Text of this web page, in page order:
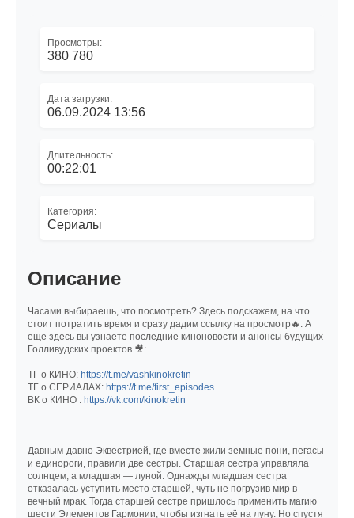
Просмотры:
380 780
Дата загрузки:
06.09.2024 13:56
Длительность:
00:22:01
Категория:
Сериалы
Описание
Часами выбираешь, что посмотреть? Здесь подскажем, на что
стоит потратить время и сразу дадим ссылку на просмотр🔥. А
еще здесь вы узнаете последние киноновости и анонсы будущих
Голливудских проектов 🎥:
ТГ о КИНО: https://t.me/vashkinokretin
ТГ о СЕРИАЛАХ: https://t.me/first_episodes
ВК о КИНО : https://vk.com/kinokretin
Давным-давно Эквестрией, где вместе жили земные пони, пегасы
и единороги, правили две сестры. Старшая сестра управляла
солнцем, а младшая — луной. Однажды младшая сестра
отказалась уступить место старшей, чуть не погрузив мир в
вечный мрак. Тогда старшей сестре пришлось применить магию
шести Элементов Гармонии, чтобы изгнать её на луну. Но спустя